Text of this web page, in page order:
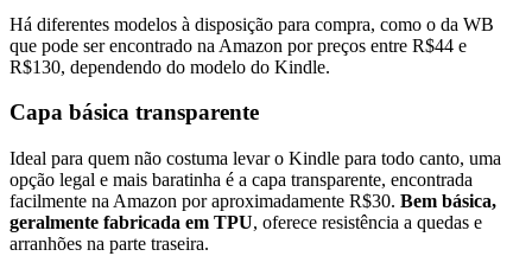
Há diferentes modelos à disposição para compra, como o da WB
que pode ser encontrado na Amazon por preços entre R$44 e
R$130, dependendo do modelo do Kindle.
Capa básica transparente
Ideal para quem não costuma levar o Kindle para todo canto, uma
opção legal e mais baratinha é a capa transparente, encontrada
facilmente na Amazon por aproximadamente R$30. Bem básica,
geralmente fabricada em TPU, oferece resistência a quedas e
arranhões na parte traseira.